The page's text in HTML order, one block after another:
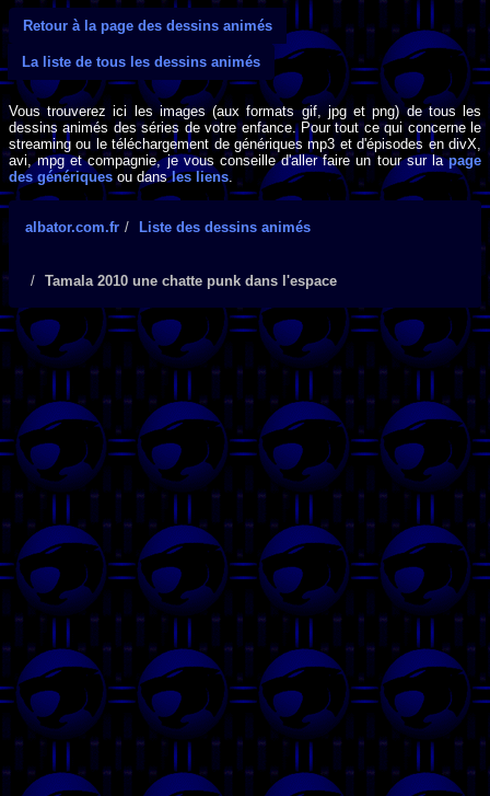
Retour à la page des dessins animés
La liste de tous les dessins animés
Vous trouverez ici les images (aux formats gif, jpg et png) de tous les
dessins animés des séries de votre enfance. Pour tout ce qui concerne le
streaming ou le téléchargement de génériques mp3 et d'épisodes en divX,
avi, mpg et compagnie, je vous conseille d'aller faire un tour sur lapage
des génériques ou dansles liens.
albator.com.fr Liste des dessins animés
Tamala 2010 une chatte punk dans l'espace